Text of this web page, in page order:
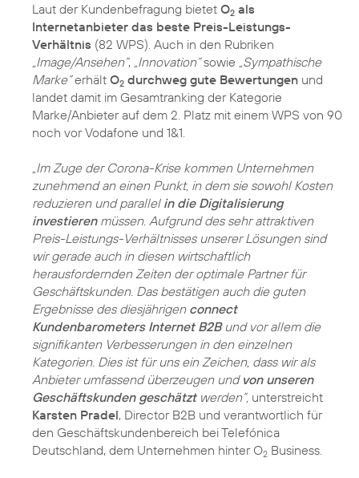
Laut der Kundenbefragung bietet O2 als
Internetanbieter das beste Preis-Leistungs-
Verhältnis (82 WPS). Auch in den Rubriken
„Image/Ansehen“, „Innovation“sowie „Sympathische
Marke“erhält O2 durchweg gute Bewertungen und
landet damit im Gesamtranking der Kategorie
Marke/Anbieter auf dem 2. Platz mit einem WPS von 90
noch vor Vodafone und 1&1.
„Im Zuge der Corona-Krise kommen Unternehmen
zunehmend an einen Punkt, in dem sie sowohl Kosten
reduzieren und parallel in die Digitalisierung
investierenmüssen. Aufgrund des sehr attraktiven
Preis-Leistungs-Verhältnisses unserer Lösungen sind
wir gerade auch in diesen wirtschaftlich
herausfordernden Zeiten der optimale Partner für
Geschäftskunden. Das bestätigen auch die guten
Ergebnisse des diesjährigen connect
Kundenbarometers Internet B2Bund vor allem die
signifikanten Verbesserungen in den einzelnen
Kategorien. Dies ist für uns ein Zeichen, dass wir als
Anbieter umfassend überzeugen und von unseren
Geschäftskunden geschätztwerden“, unterstreicht
Karsten Pradel, Director B2B und verantwortlich für
den Geschäftskundenbereich bei Telefónica
Deutschland, dem Unternehmen hinter O2 Business.